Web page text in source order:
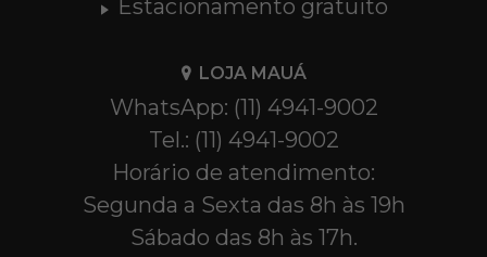
Estacionamento gratuito
LOJA MAUÁ
WhatsApp: (11) 4941-9002
Tel.: (11) 4941-9002
Horário de atendimento:
Segunda a Sexta das 8h às 19h
Sábado das 8h às 17h.